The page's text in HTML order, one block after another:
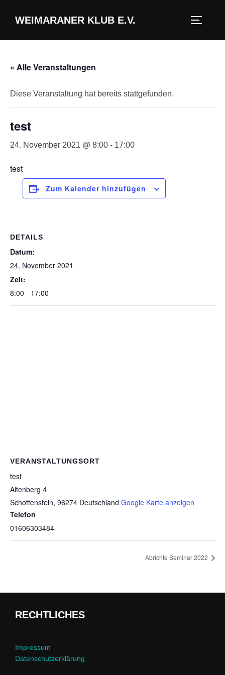
InhaltWEIMARANER KLUB E.V.
« Alle Veranstaltungen
Diese Veranstaltung hat bereits stattgefunden.
test
24. November 2021 @ 8:00 - 17:00
test
Zum Kalender hinzufügen
DETAILS
Datum:
24. November 2021
Zeit:
8:00 - 17:00
VERANSTALTUNGSORT
test
Altenberg 4
Schottenstein, 96274 Deutschland Google Karte anzeigen
Telefon
01606303484
Abrichte Seminar 2022
RECHTLICHES
Impressum
Datenschutzerklärung